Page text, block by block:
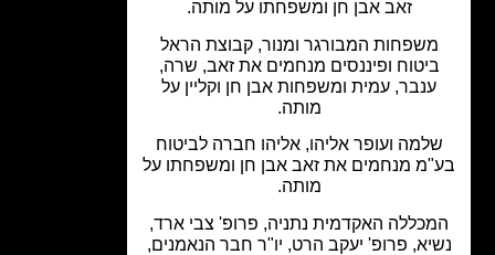
זאב אבן חן ומשפחתו על מותה.
משפחות המבורגר ומנור, קבוצת הראל
ופיננסים מנחמים את זאב, שרה,
ענבר, עמית ומשפחות אבן חן וקליין על
ועופר אליהו, אליהו חברה לביטוח
מנחמים את זאב אבן חן ומשפחתו על
האקדמית נתניה, פרופ' צבי ארד,
פרופ' יעקב הרט, יו"ר חבר הנאמנים,